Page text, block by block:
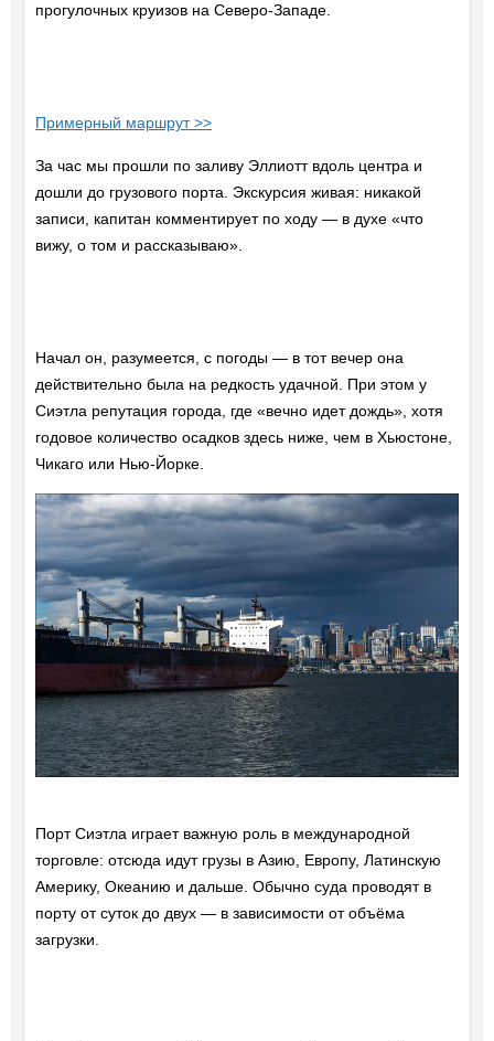
прогулочных круизов на Северо-Западе.
Примерный маршрут >>
За час мы прошли по заливу Эллиотт вдоль центра и
дошли до грузового порта. Экскурсия живая: никакой
записи, капитан комментирует по ходу — в духе «что
вижу, о том и рассказываю».
Начал он, разумеется, с погоды — в тот вечер она
действительно была на редкость удачной. При этом у
Сиэтла репутация города, где «вечно идет дождь», хотя
годовое количество осадков здесь ниже, чем в Хьюстоне,
Чикаго или Нью-Йорке.
Порт Сиэтла играет важную роль в международной
торговле: отсюда идут грузы в Азию, Европу, Латинскую
Америку, Океанию и дальше. Обычно суда проводят в
порту от суток до двух — в зависимости от объёма
загрузки.